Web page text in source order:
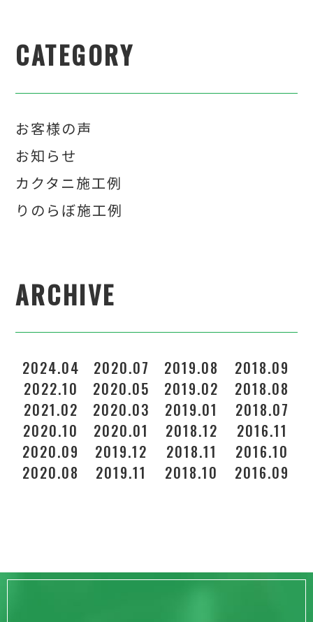
CATEGORY
お客様の声
お知らせ
カクタニ施工例
りのらぼ施工例
ARCHIVE
2024.04
2022.10
2021.02
2020.10
2020.09
2020.08
2020.07
2020.05
2020.03
2020.01
2019.12
2019.11
2019.08
2019.02
2019.01
2018.12
2018.11
2018.10
2018.09
2018.08
2018.07
2016.11
2016.10
2016.09